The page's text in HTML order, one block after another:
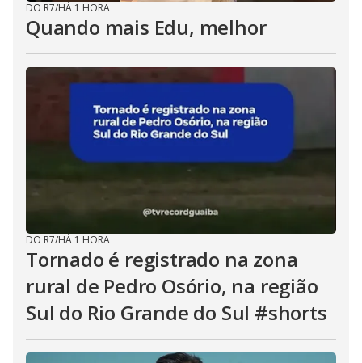
DO R7/HÁ 1 HORA
Quando mais Edu, melhor
DO R7/HÁ 1 HORA
Tornado é registrado na zona
rural de Pedro Osório, na região
Sul do Rio Grande do Sul #shorts